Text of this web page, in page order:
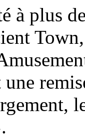
à plus